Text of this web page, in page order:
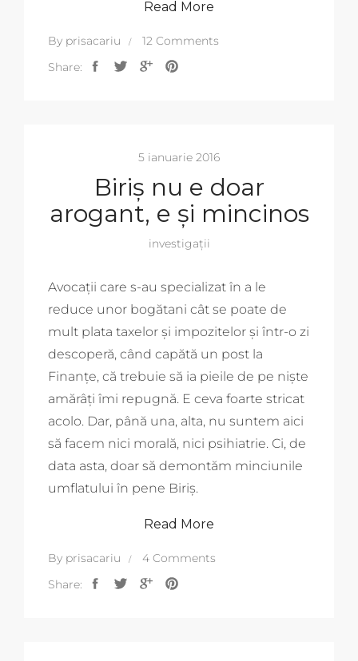
Read More
By prisacariu
12 Comments
Share:
5 ianuarie 2016
Biriș nu e doar
arogant, e și mincinos
investigații
Avocații care s-au specializat în a le
reduce unor bogătani cât se poate de
mult plata taxelor și impozitelor și într-o zi
descoperă, când capătă un post la
Finanțe, că trebuie să ia pieile de pe niște
amărâți îmi repugnă. E ceva foarte stricat
acolo. Dar, până una, alta, nu suntem aici
să facem nici morală, nici psihiatrie. Ci, de
data asta, doar să demontăm minciunile
umflatului în pene Biriș.
Read More
By prisacariu
4 Comments
Share: